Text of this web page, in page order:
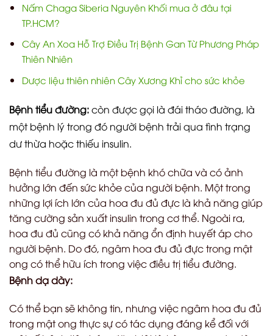
Nấm Chaga Siberia Nguyên Khối mua ở đâu tại
TP.HCM?
Cây An Xoa Hỗ Trợ Điều Trị Bệnh Gan Từ Phương Pháp
Thiên Nhiên
Dược liệu thiên nhiên Cây Xương Khỉ cho sức khỏe
Bệnh tiểu đường:còn được gọi là đái tháo đường, là
một bệnh lý trong đó người bệnh trải qua tình trạng
dư thừa hoặc thiếu insulin.
Bệnh tiểu đường là một bệnh khó chữa và có ảnh
hưởng lớn đến sức khỏe của người bệnh. Một trong
những lợi ích lớn của hoa đu đủ đực là khả năng giúp
tăng cường sản xuất insulin trong cơ thể. Ngoài ra,
hoa đu đủ cũng có khả năng ổn định huyết áp cho
người bệnh. Do đó, ngâm hoa đu đủ đực trong mật
ong có thể hữu ích trong việc điều trị tiểu đường.
Bệnh dạ dày:
Có thể bạn sẽ không tin, nhưng việc ngâm hoa đu đủ
trong mật ong thực sự có tác dụng đáng kể đối với